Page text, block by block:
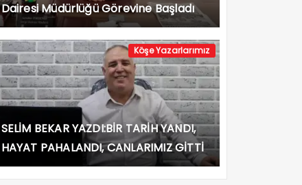
Dairesi Müdürlüğü Görevine Başladı
Köşe Yazarlarımız
SELİM BEKAR YAZDI:BİR TARİH YANDI,
HAYAT PAHALANDI, CANLARIMIZ GİTTİ